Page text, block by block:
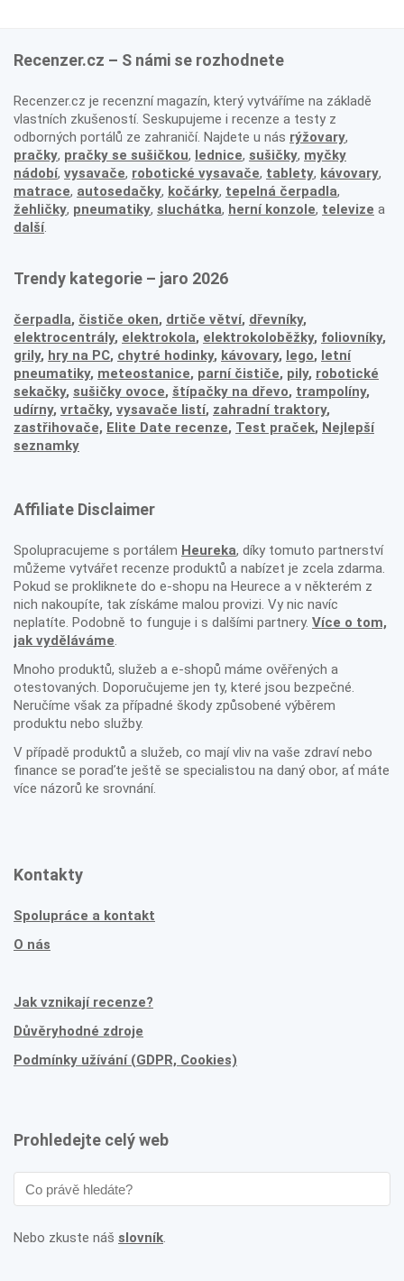
Recenzer.cz – S námi se rozhodnete
Recenzer.cz je recenzní magazín, který vytváříme na základě
vlastních zkušeností. Seskupujeme i recenze a testy z
odborných portálů ze zahraničí. Najdete u nás rýžovary,
pračky, pračky se sušičkou, lednice, sušičky, myčky
nádobí, vysavače, robotické vysavače, tablety, kávovary,
matrace, autosedačky, kočárky, tepelná čerpadla,
žehličky, pneumatiky, sluchátka, herní konzole, televize a
další.
Trendy kategorie – jaro 2026
čerpadla, čističe oken, drtiče větví, dřevníky,
elektrocentrály, elektrokola, elektrokoloběžky, foliovníky,
grily, hry na PC, chytré hodinky, kávovary, lego, letní
pneumatiky, meteostanice, parní čističe, pily, robotické
sekačky, sušičky ovoce, štípačky na dřevo, trampolíny,
udírny, vrtačky, vysavače listí, zahradní traktory,
zastřihovače, Elite Date recenze, Test praček, Nejlepší
seznamky
Affiliate Disclaimer
Spolupracujeme s portálem Heureka, díky tomuto partnerství
můžeme vytvářet recenze produktů a nabízet je zcela zdarma.
Pokud se prokliknete do e-shopu na Heurece a v některém z
nich nakoupíte, tak získáme malou provizi. Vy nic navíc
neplatíte. Podobně to funguje i s dalšími partnery. Více o tom,
jak vyděláváme.
Mnoho produktů, služeb a e-shopů máme ověřených a
otestovaných. Doporučujeme jen ty, které jsou bezpečné.
Neručíme však za případné škody způsobené výběrem
produktu nebo služby.
V případě produktů a služeb, co mají vliv na vaše zdraví nebo
finance se poraďte ještě se specialistou na daný obor, ať máte
více názorů ke srovnání.
Kontakty
Spolupráce a kontakt
O nás
Jak vznikají recenze?
Důvěryhodné zdroje
Podmínky užívání (GDPR, Cookies)
Prohledejte celý web
Nebo zkuste náš slovník.